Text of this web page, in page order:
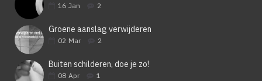
16 Jan 2
Groene aanslag verwijderen
02 Mar 2
Buiten schilderen, doe je zo!
08 Apr 1